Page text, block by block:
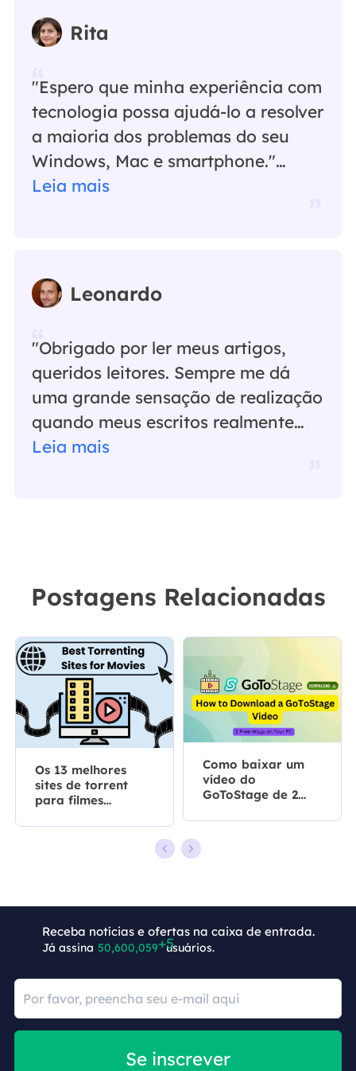
Rita
"Espero que minha experiência com
tecnologia possa ajudá-lo a resolver
a maioria dos problemas do seu
Windows, Mac e smartphone."…
Leia mais
Leonardo
"Obrigado por ler meus artigos,
queridos leitores. Sempre me dá
uma grande sensação de realização
quando meus escritos realmente
ajudam. Espero que gostem de sua
Leia mais
Postagens Relacionadas
Os 13 melhores
sites de torrent
para filmes
2026]
Como baixar um
vídeo do
GoToStage de 2
Receba notícias e ofertas na caixa de entrada.
Já assina 50,600,064 usuários.
Se inscrever